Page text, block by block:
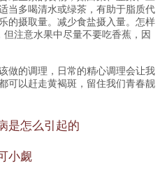
当多喝清水或绿茶，有助于脂质代
的摄取量。减少食盐摄入量。怎样
注意水果中尽量不要吃香蕉，因
的调理，日常的精心调理会让我
可以赶走黄褐斑，留住我们青春靓
是怎么引起的
小觑